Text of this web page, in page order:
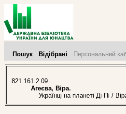
Пошук Відібрані Персональний
821.161.2.09
Агеєва, Віра.
Українці на планеті Ді-Пі /